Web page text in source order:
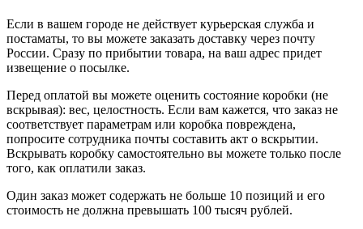
Если в вашем городе не действует курьерская служба и
постаматы, то вы можете заказать доставку через почту
России. Сразу по прибытии товара, на ваш адрес придет
извещение о посылке.
Перед оплатой вы можете оценить состояние коробки (не
вскрывая): вес, целостность. Если вам кажется, что заказ не
соответствует параметрам или коробка повреждена,
попросите сотрудника почты составить акт о вскрытии.
Вскрывать коробку самостоятельно вы можете только после
того, как оплатили заказ.
Один заказ может содержать не больше 10 позиций и его
стоимость не должна превышать 100 тысяч рублей.